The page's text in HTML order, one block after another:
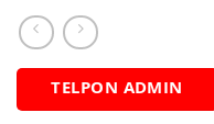
TELPON ADMIN